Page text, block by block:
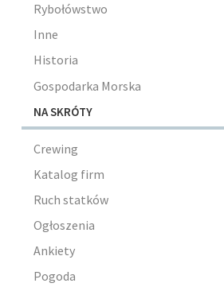
Rybołówstwo
Inne
Historia
Gospodarka Morska
NA SKRÓTY
Crewing
Katalog firm
Ruch statków
Ogłoszenia
Ankiety
Pogoda